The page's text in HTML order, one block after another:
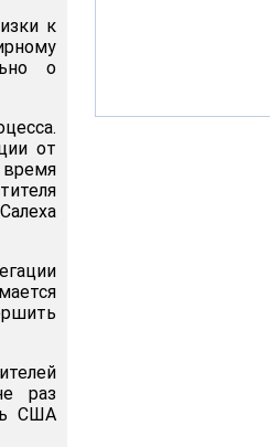
к
о
от
время
раз
США